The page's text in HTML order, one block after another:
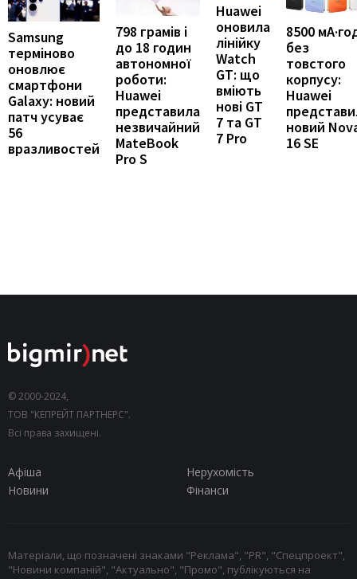
Samsung
терміново
оновлює
смартфони
Galaxy: новий
патч усуває
56
вразливостей
798 грамів і
до 18 годин
автономної
роботи:
Huawei
представила
незвичайний
MateBook
Pro S
Huawei
оновила
лінійку
Watch
GT: що
вміють
нові GT
7 та GT
7 Pro
8500
без
товстого
корпусу:
Huawei
новий
16 SE
© 2000-2024,
ТОВ "КЕПРЕЙТ ПАРТНЕРС".
Всі права захищені.
Афіша
Нерухомість
Новини
Фінанси
Матеріали, що позначені знаками "Реклама", "PR", "Спецпроект",
"Новини компаній", "Актуально", "Промо", публікуються на